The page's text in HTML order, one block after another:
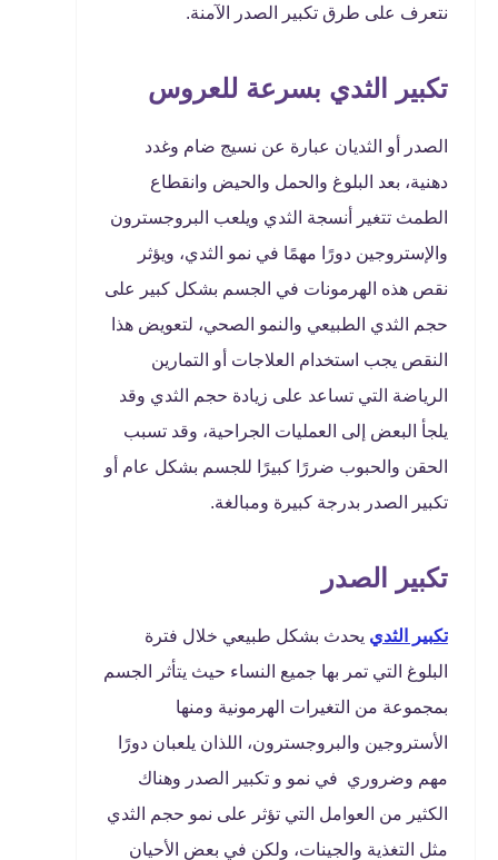
نتعرف على طرق تكبير الصدر الآمنة.
تكبير الثدي بسرعة للعروس
الصدر أو الثديان عبارة عن نسيج ضام وغدد
دهنية، بعد البلوغ والحمل والحيض وانقطاع
الطمث تتغير أنسجة الثدي ويلعب البروجسترون
والإستروجين دورًا مهمًا في نمو الثدي، ويؤثر
نقص هذه الهرمونات في الجسم بشكل كبير على
حجم الثدي الطبيعي والنمو الصحي، لتعويض هذا
النقص يجب استخدام العلاجات أو التمارين
الرياضة التي تساعد على زيادة حجم الثدي وقد
يلجأ البعض إلى العمليات الجراحية، وقد تسبب
الحقن والحبوب ضررًا كبيرًا للجسم بشكل عام أو
تكبير الصدر بدرجة كبيرة ومبالغة.
تكبير الصدر
تكبير الثدي يحدث بشكل طبيعي خلال فترة
البلوغ التي تمر بها جميع النساء حيث يتأثر الجسم
بمجموعة من التغيرات الهرمونية ومنها
الأستروجين والبروجسترون، اللذان يلعبان دورًا
مهم وضروري في نمو و تكبير الصدر وهناك
الكثير من العوامل التي تؤثر على نمو حجم الثدي
مثل التغذية والجينات، ولكن في بعض الأحيان